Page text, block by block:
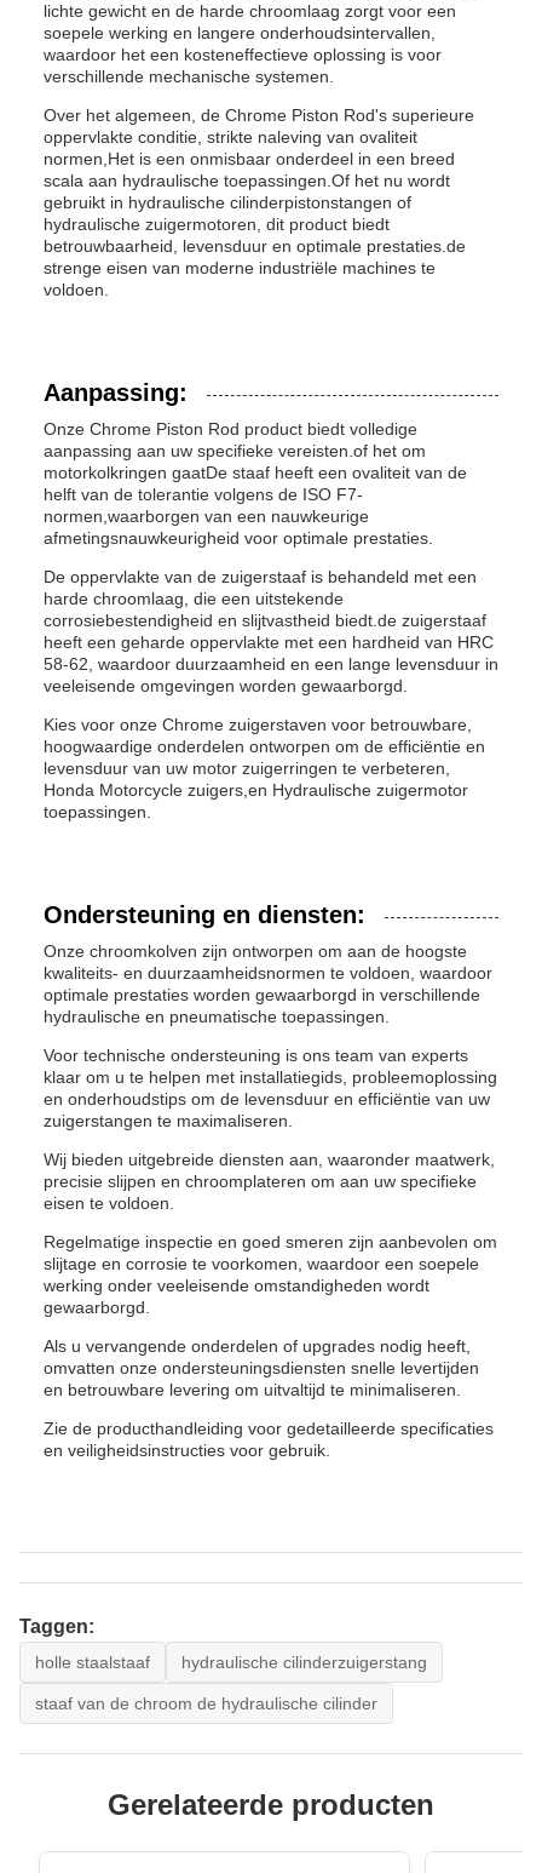
lichte gewicht en de harde chroomlaag zorgt voor een
soepele werking en langere onderhoudsintervallen,
waardoor het een kosteneffectieve oplossing is voor
verschillende mechanische systemen.
Over het algemeen, de Chrome Piston Rod's superieure
oppervlakte conditie, strikte naleving van ovaliteit
normen,Het is een onmisbaar onderdeel in een breed
scala aan hydraulische toepassingen.Of het nu wordt
gebruikt in hydraulische cilinderpistonstangen of
hydraulische zuigermotoren, dit product biedt
betrouwbaarheid, levensduur en optimale prestaties.de
strenge eisen van moderne industriële machines te
voldoen.
Aanpassing:
Onze Chrome Piston Rod product biedt volledige
aanpassing aan uw specifieke vereisten.of het om
motorkolkringen gaatDe staaf heeft een ovaliteit van de
helft van de tolerantie volgens de ISO F7-
normen,waarborgen van een nauwkeurige
afmetingsnauwkeurigheid voor optimale prestaties.
De oppervlakte van de zuigerstaaf is behandeld met een
harde chroomlaag, die een uitstekende
corrosiebestendigheid en slijtvastheid biedt.de zuigerstaaf
heeft een geharde oppervlakte met een hardheid van HRC
58-62, waardoor duurzaamheid en een lange levensduur in
veeleisende omgevingen worden gewaarborgd.
Kies voor onze Chrome zuigerstaven voor betrouwbare,
hoogwaardige onderdelen ontworpen om de efficiëntie en
levensduur van uw motor zuigerringen te verbeteren,
Honda Motorcycle zuigers,en Hydraulische zuigermotor
toepassingen.
Ondersteuning en diensten:
Onze chroomkolven zijn ontworpen om aan de hoogste
kwaliteits- en duurzaamheidsnormen te voldoen, waardoor
optimale prestaties worden gewaarborgd in verschillende
hydraulische en pneumatische toepassingen.
Voor technische ondersteuning is ons team van experts
klaar om u te helpen met installatiegids, probleemoplossing
en onderhoudstips om de levensduur en efficiëntie van uw
zuigerstangen te maximaliseren.
Wij bieden uitgebreide diensten aan, waaronder maatwerk,
precisie slijpen en chroomplateren om aan uw specifieke
eisen te voldoen.
Regelmatige inspectie en goed smeren zijn aanbevolen om
slijtage en corrosie te voorkomen, waardoor een soepele
werking onder veeleisende omstandigheden wordt
gewaarborgd.
Als u vervangende onderdelen of upgrades nodig heeft,
omvatten onze ondersteuningsdiensten snelle levertijden
en betrouwbare levering om uitvaltijd te minimaliseren.
Zie de producthandleiding voor gedetailleerde specificaties
en veiligheidsinstructies voor gebruik.
Taggen:
holle staalstaaf hydraulische cilinderzuigerstang
staaf van de chroom de hydraulische cilinder
Gerelateerde producten